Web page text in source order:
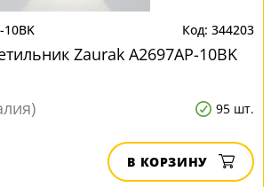
10BK 344203
Zaurak A2697AP-10BK
95 шт.
В КОРЗИНУ